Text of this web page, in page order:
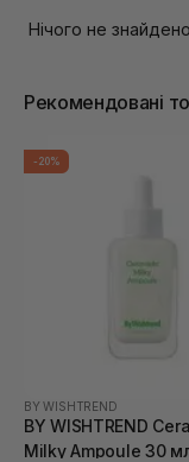
Нічого не
Рекомендовані
-20%
BY WISHTREND
BY WISHTREND
Milky Ampoule 30